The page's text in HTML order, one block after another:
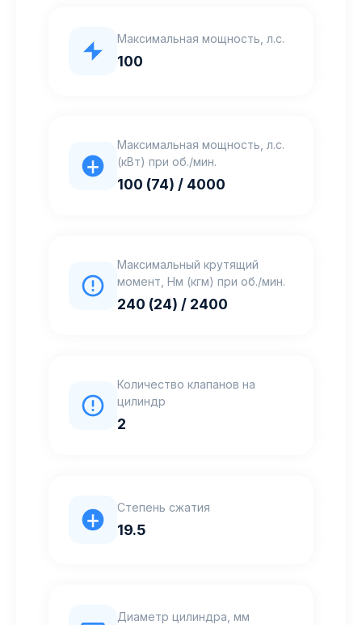
Максимальная мощность, л.с.
100
Максимальная мощность, л.с.
(кВт) при об./мин.
100 (74) / 4000
Максимальный крутящий
момент, Нм (кгм) при об./мин.
240 (24) / 2400
Количество клапанов на
цилиндр
2
Степень сжатия
19.5
Диаметр цилиндра, мм